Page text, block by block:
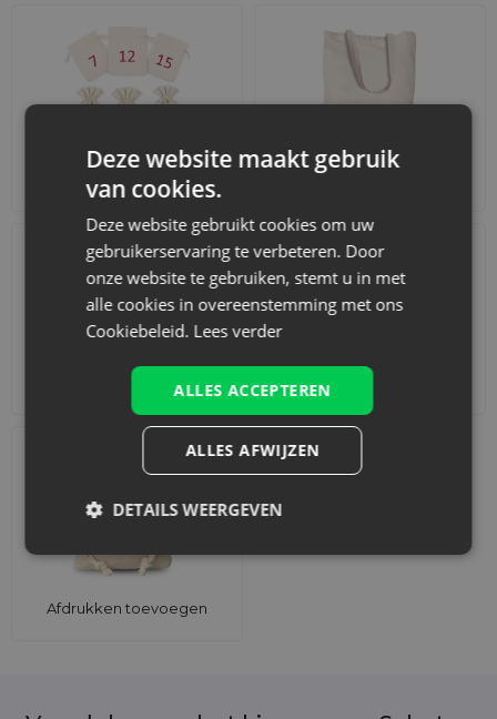
Adventskalenders Katoenen zakjes
Accessoires en decoraties
Afdrukken toevoegen
Deze website maakt gebruik
van cookies.
Deze website gebruikt cookies om uw
gebruikerservaring te verbeteren. Door
onze website te gebruiken, stemt u in met
alle cookies in overeenstemming met ons
Cookiebeleid. Lees verder
ALLES ACCEPTEREN
ALLES AFWIJZEN
DETAILS WEERGEVEN